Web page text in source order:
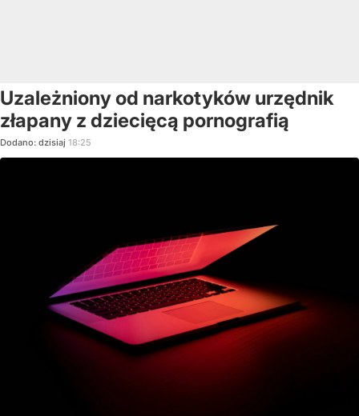
Uzależniony od narkotyków urzędnik
złapany z dziecięcą pornografią
Dodano: dzisiaj 18:25